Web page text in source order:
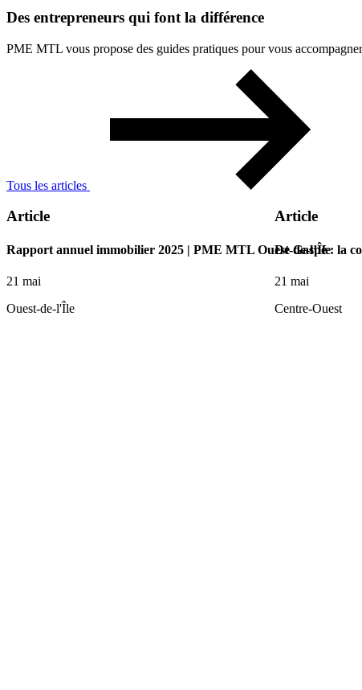
Des entrepreneurs qui font la différence
PME MTL vous propose des guides pratiques pour vous
Tous les articles
Article
Rapport annuel immobilier 2025 | PME MTL Ouest-de-l’Île
21 mai
Ouest-de-l'Île
Article
De Gaspé : la
21 mai
Centre-Ouest